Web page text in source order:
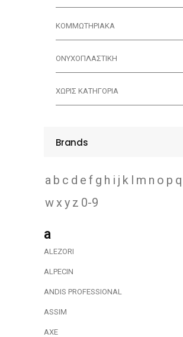
ΚΟΜΜΩΤΗΡΙΑΚΑ
ΟΝΥΧΟΠΛΑΣΤΙΚΗ
ΧΩΡΊΣ ΚΑΤΗΓΟΡΊΑ
Brands
a b c d e f g h i j k l m n o p q
wxy z 0-9
a
ALEZORI
ALPECIN
ANDIS PROFESSIONAL
ASSIM
AXE